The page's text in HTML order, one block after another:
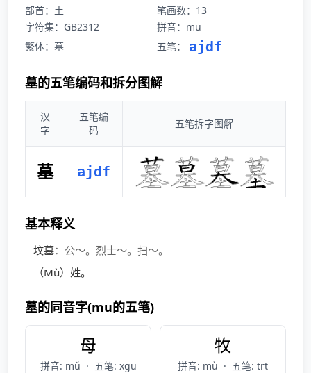
部首：土
笔画数：13
字符集：GB2312
拼音：mu
繁体：墓
五笔： ajdf
墓的五笔编码和拆分图解
汉
字
五笔编
码
五笔拆字图解
墓 ajdf
基本释义
坟墓：公～。烈士～。扫～。
（Mù）姓。
墓的同音字(mu的五笔)
母
拼音: mǔ · 五笔: xgu
牧
拼音: mù · 五笔: trt